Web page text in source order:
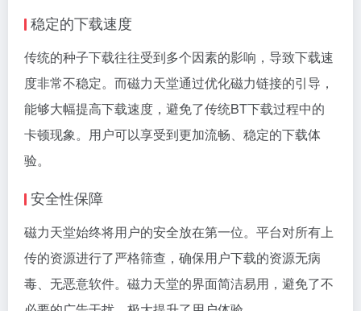
稳定的下载速度
传统的种子下载往往受到多个因素的影响，导致下载速
度非常不稳定。而磁力天堂通过优化磁力链接的引导，
能够大幅提高下载速度，避免了传统BT下载过程中的
卡顿现象。用户可以享受到更加流畅、稳定的下载体
验。
安全性保障
磁力天堂始终将用户的安全放在第一位。平台对所有上
传的资源进行了严格筛查，确保用户下载的资源无病
毒、无恶意软件。磁力天堂的界面简洁易用，避免了不